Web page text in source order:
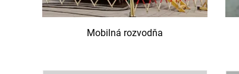
Mobilná rozvodňa